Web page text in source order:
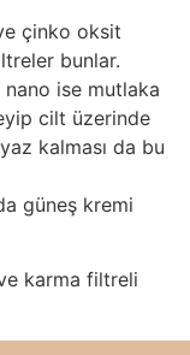
çinko oksit
bunlar.
ise mutlaka
cilt üzerinde
kalması da bu
güneş kremi
karma filtreli